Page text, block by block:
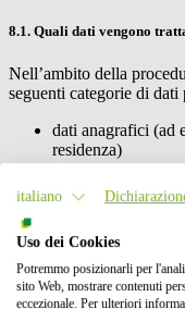
8.1. Quali dati vengono
Nell’ambito della
seguenti categorie di dati
dati anagrafici (ad
residenza)
documenti (ad es.
universitaria,
dati di fatturazione
dei costi di
italiano
Uso dei Cookies
Potremmo posizionarli per
sito Web, mostrare contenuti
eccezionale. Per ulteriori